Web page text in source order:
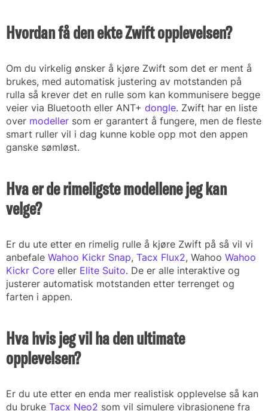
Hvordan få den ekte Zwift opplevelsen?
Om du virkelig ønsker å kjøre Zwift som det er ment å
brukes, med automatisk justering av motstanden på
rulla så krever det en rulle som kan kommunisere begge
veier via Bluetooth eller ANT+ dongle. Zwift har en liste
over modeller som er garantert å fungere, men de fleste
smart ruller vil i dag kunne koble opp mot den appen
ganske sømløst.
Hva er de rimeligste modellene jeg kan
velge?
Er du ute etter en rimelig rulle å kjøre Zwift på så vil vi
anbefale Wahoo Kickr Snap, Tacx Flux2, Wahoo Wahoo
Kickr Core eller Elite Suito. De er alle interaktive og
justerer automatisk motstanden etter terrenget og
farten i appen.
Hva hvis jeg vil ha den ultimate
opplevelsen?
Er du ute etter en enda mer realistisk opplevelse så kan
du bruke Tacx Neo2 som vil simulere vibrasjonene fra